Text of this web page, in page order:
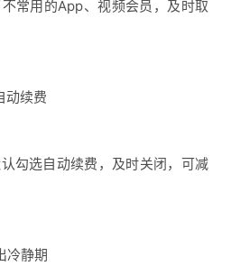
用的App、视频会员，及时取
续费
选自动续费，及时关闭，可减
静期